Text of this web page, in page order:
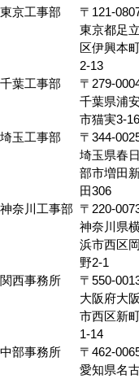
東京工事部
〒121-
東京都足立
区伊興本
2-13
千葉工事部
〒279-
千葉県浦
市猫実3-16
埼玉工事部
〒344-
埼玉県春日
部市増田
田306
神奈川工事部 〒220-
神奈川県
浜市西区岡
野2-1
関西事務所
〒550-
大阪府大阪
市西区新
1-14
中部事務所
〒462-
愛知県名